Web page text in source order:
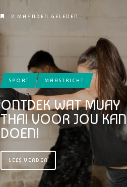
2 MAANDEN GELEDEN
SPORT MAASTRICHT
ONTDEK WAT MUAY
THAI VOOR JOU KAN
DOEN!
LEES VERDER